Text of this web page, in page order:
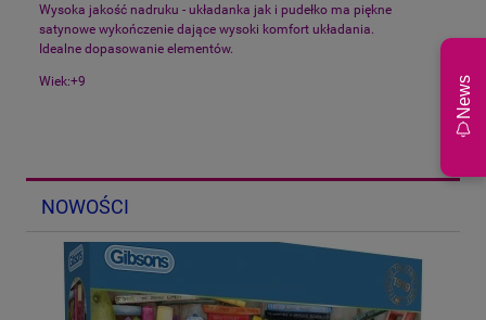
Wysoka jakość nadruku - układanka jak i pudełko ma piękne
satynowe wykończenie dające wysoki komfort układania.
Idealne dopasowanie elementów.
Wiek:+9
NOWOŚCI
News